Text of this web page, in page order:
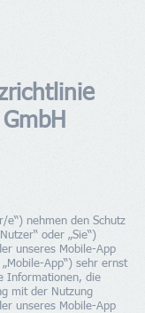
e“) nehmen den Schutz
oder „Sie“)
unseres Mobile-App
App“) sehr ernst
Informationen, die
mit der Nutzung
unseres Mobile-App